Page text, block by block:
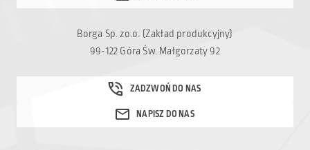
Borga Sp. zo.o. (Zakład produkcyjny)
99-122 Góra Św. Małgorzaty 92